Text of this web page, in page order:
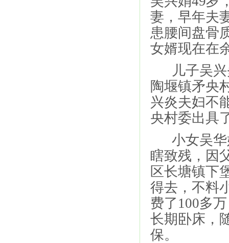
妻，早年夫
患腰间盘骨
女婿现在在
儿子吴兴
陶堰镇矛央
兴炎夫妇不
央村委出具
小女吴华
瞎致残，因
区长塘镇下
得去，不料
费了100多
长期卧床，
保。